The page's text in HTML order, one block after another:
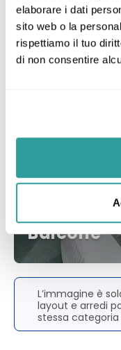
elaborare i dati
sito web o la
rispettiamo il tuo
di non consentire
Balcone
L’immagine è
layout e arredi
stessa